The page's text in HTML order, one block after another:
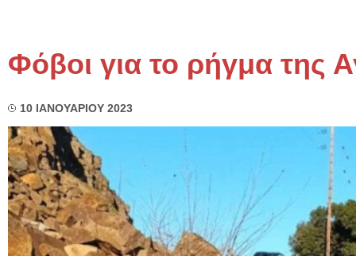
Φόβοι για το ρήγμα της
10 ΙΑΝΟΥΑΡΙΟΥ 2023